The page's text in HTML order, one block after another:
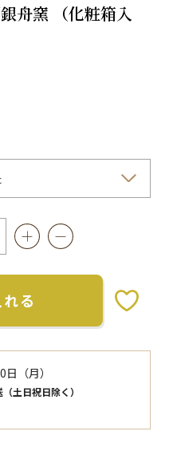
舟窯 （化粧箱入
る
日（月）
土日祝日除く）